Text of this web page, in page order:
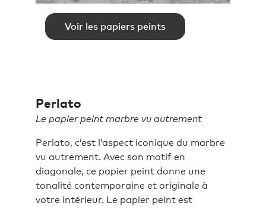
Voir les papiers peints
Perlato
Le papier peint marbre vu autrement
Perlato, c’est l’aspect iconique du marbre
vu autrement. Avec son motif en
diagonale, ce papier peint donne une
tonalité contemporaine et originale à
votre intérieur. Le papier peint est